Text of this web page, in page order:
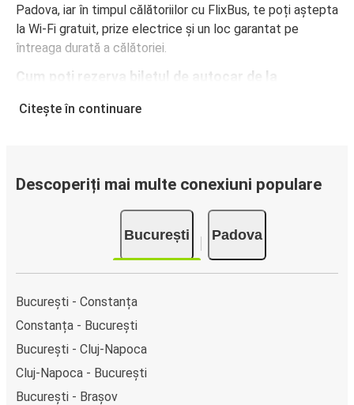
Padova, iar în timpul călătoriilor cu FlixBus, te poți aștepta
la Wi-Fi gratuit, prize electrice și un loc garantat pe
întreaga durată a călătoriei.
Cum poți rezerva biletul de autocar de la
clicuri. La achiziționarea online a unui bilet pe ruta
Apple Pay. Alternativ, poți plăti în numerar la bordul
autocarelor sau la unul din punctele de vânzare.
Citește în continuare
Descoperiți mai multe conexiuni populare
București Padova
București - Constanța
Constanța - București
București - Cluj-Napoca
Cluj-Napoca - București
București - Brașov